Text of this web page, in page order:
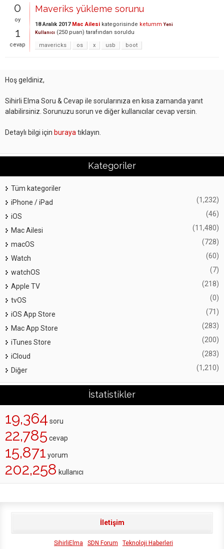
0
oy
1
cevap
Maveriks yükleme sorunu
18 Aralık 2017 Mac Ailesi kategorisinde ketumm Yeni
Kullanıcı (250 puan) tarafından soruldu
mavericks
os x usb boot
Hoş geldiniz,
Sihirli Elma Soru & Cevap ile sorularınıza en kısa zamanda yanıt
alabilirsiniz. Sorunuzu sorun ve diğer kullanıcılar cevap versin.
Detaylı bilgi için buraya tıklayın.
Kategoriler
Tüm kategoriler
iPhone / iPad
(1,232)
iOS (46)
Mac Ailesi (11,480)
macOS (728)
Watch (60)
watchOS (7)
Apple TV (218)
tvOS (0)
iOS App Store (71)
Mac App Store (283)
iTunes Store (200)
iCloud (283)
Diğer (1,210)
İstatistikler
19,364 soru
22,785 cevap
15,871 yorum
202,258 kullanıcı
İletişim
SihirliElma SDN Forum
Teknoloji Haberleri